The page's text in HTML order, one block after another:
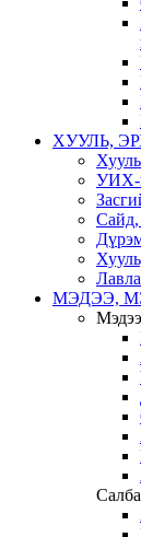
ХУУЛЬ,
Хууль
УИХ-
Сайд,
МЭДЭЭ,
Мэдээ